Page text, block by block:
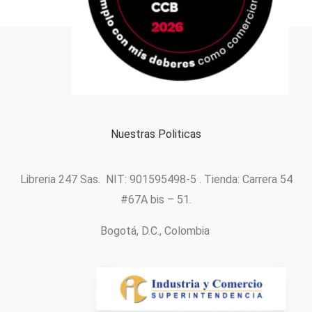
Formas de pago
Nuestras Politicas
Libreria 247 Sas. NIT: 901595498-5 . Tienda: Carrera 54
#67A bis – 51.
Bogotá, D.C., Colombia